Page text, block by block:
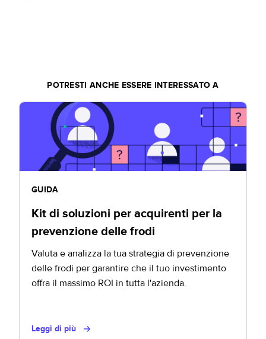
POTRESTI ANCHE ESSERE INTERESSATO A
GUIDA
Kit di soluzioni per acquirenti per la
prevenzione delle frodi
Valuta e analizza la tua strategia di prevenzione
delle frodi per garantire che il tuo investimento
offra il massimo ROI in tutta l'azienda.
Leggi di più